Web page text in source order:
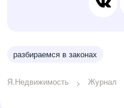
разбираемся в законах
Я.Недвижимость Журнал